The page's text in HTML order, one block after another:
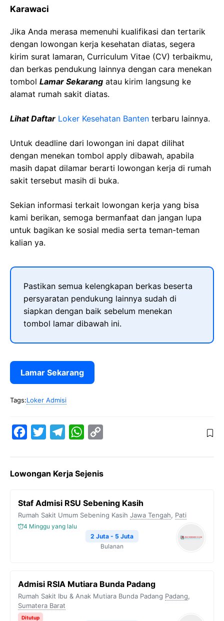
Karawaci
Jika Anda merasa memenuhi kualifikasi dan tertarik
dengan lowongan kerja kesehatan diatas, segera
kirim surat lamaran, Curriculum Vitae (CV) terbaikmu,
dan berkas pendukung lainnya dengan cara menekan
tombol Lamar Sekarang atau kirim langsung ke
alamat rumah sakit diatas.
Lihat Daftar Loker Kesehatan Banten terbaru lainnya.
Untuk deadline dari lowongan ini dapat dilihat
dengan menekan tombol apply dibawah, apabila
masih dapat dilamar berarti lowongan kerja di rumah
sakit tersebut masih di buka.
Sekian informasi terkait lowongan kerja yang bisa
kami berikan, semoga bermanfaat dan jangan lupa
untuk bagikan ke sosial media serta teman-teman
kalian ya.
Pastikan semua kelengkapan berkas beserta
persyaratan pendukung lainnya sudah di
siapkan dengan baik sebelum menekan
tombol lamar dibawah ini.
Lamar Sekarang
Tags:Loker Admisi
e
o
o
t
e
e
r
a
W
t
A
y
i
n
k
Lowongan Kerja Sejenis
Staf Admisi RSU Sebening Kasih
Rumah Sakit Umum Sebening Kasih Jawa Tengah, Pati
4 Minggu yang lalu
2 Juta - 5 Juta
Bulanan
Admisi RSIA Mutiara Bunda Padang
Rumah Sakit Ibu & Anak Mutiara Bunda Padang Padang,
Sumatera Barat
Ditutup